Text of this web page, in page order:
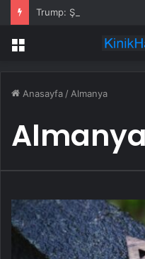
Trump: Şi ve Putin İran’a
Menü
Anasayfa /Almanya
Almanya